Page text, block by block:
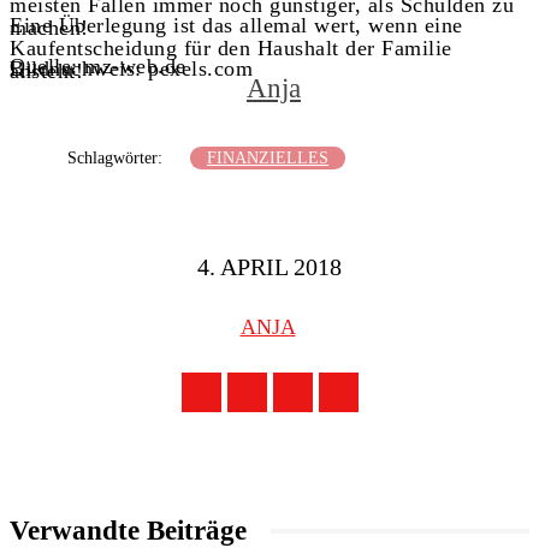
machen!
Eine Überlegung ist das allemal wert, wenn eine
Kaufentscheidung für den Haushalt der Familie
ansteht!
Bildnachweis: pexels.com
Quelle: mz-web.de
Anja
Schlagwörter: FINANZIELLES
4. APRIL 2018
ANJA
Verwandte Beiträge